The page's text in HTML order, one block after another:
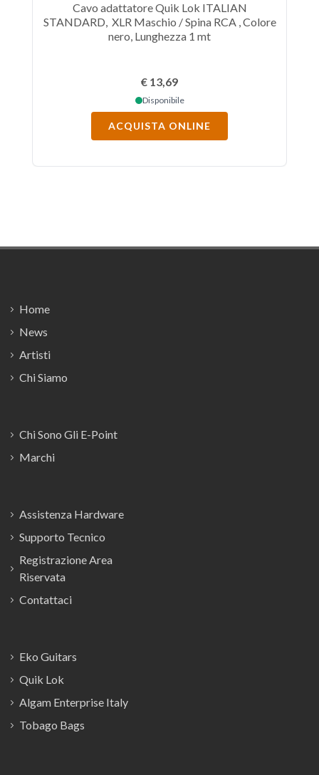
Cavo adattatore Quik Lok ITALIAN
STANDARD, XLR Maschio / Spina RCA , Colore
nero, Lunghezza 1 mt
€ 13,69
Disponibile
ACQUISTA ONLINE
Home
News
Artisti
Chi Siamo
Chi Sono Gli E-Point
Marchi
Assistenza Hardware
Supporto Tecnico
Registrazione Area
Riservata
Contattaci
Eko Guitars
Quik Lok
Algam Enterprise Italy
Tobago Bags